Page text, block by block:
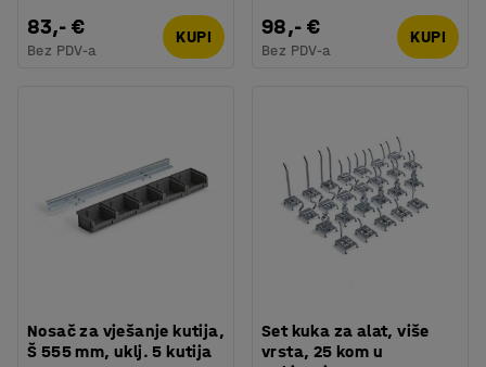
83,- €
Bez PDV-a
KUPI 98,- €
Bez PDV-a
KUPI
Nosač za vješanje kutija,
Š 555 mm, uklj. 5 kutija
Set kuka za alat, više
vrsta, 25 kom u